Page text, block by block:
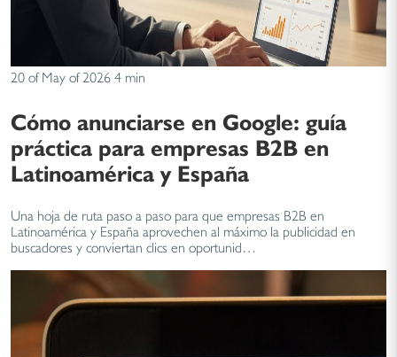
20 of May of 2026 4 min
Cómo anunciarse en Google: guía
práctica para empresas B2B en
Latinoamérica y España
Una hoja de ruta paso a paso para que empresas B2B en
Latinoamérica y España aprovechen al máximo la publicidad en
buscadores y conviertan clics en oportunid…